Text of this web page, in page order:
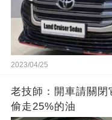
2023/04/25
老技師：開車請關
偷走25%的油